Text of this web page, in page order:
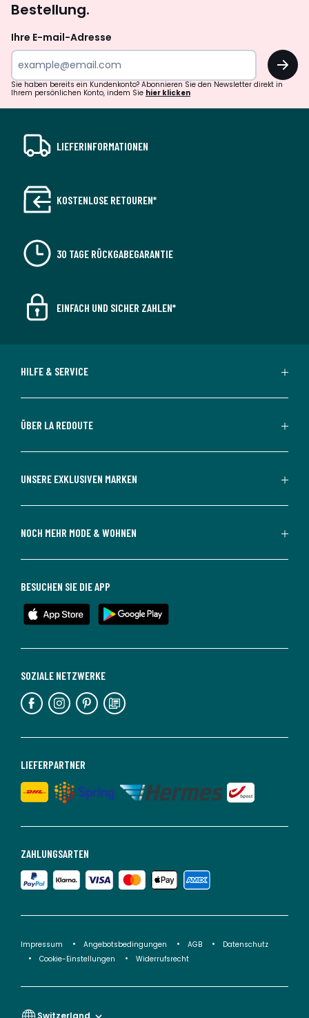
Bestellung.
Ihre E-mail-Adresse
OK
Sie haben bereits ein Kundenkonto? Abonnieren Sie den Newsletter direkt in
Ihrem persönlichen Konto, indem Sie hier klicken
LIEFERINFORMATIONEN
KOSTENLOSE RETOUREN*
30 TAGE RÜCKGABEGARANTIE
EINFACH UND SICHER ZAHLEN*
HILFE & SERVICE
ÜBER LA REDOUTE
UNSERE EXKLUSIVEN MARKEN
NOCH MEHR MODE & WOHNEN
ZAHLUNGSARTEN
LIEFERPARTNER
SOZIALE NETZWERKE
BESUCHEN SIE DIE APP
Impressum Angebotsbedingungen AGB
Datenschutz
Cookie-Einstellungen
Widerrufsrecht